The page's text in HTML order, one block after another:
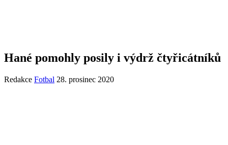
Hané pomohly posily i výdrž čtyřicátníků
Redakce Fotbal 28. prosinec 2020